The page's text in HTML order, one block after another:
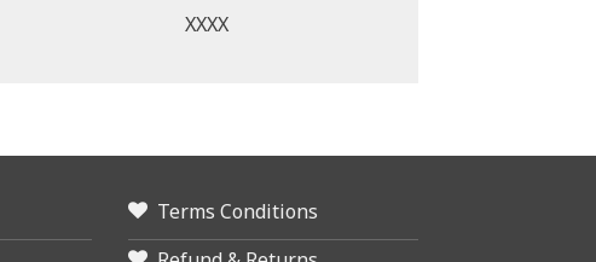
XXXX
Terms Conditions